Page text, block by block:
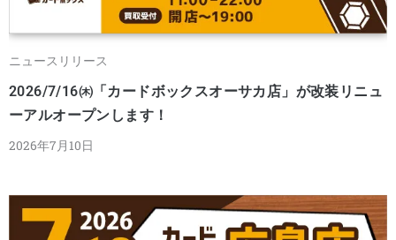
ニュースリリース
2026/7/16㈭「カードボックスオーサカ店」が改装リニュ
ーアルオープンします！
2026年7月10日